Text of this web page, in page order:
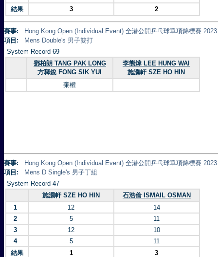
結果
3 2
賽事:
Hong Kong Open (Individual Event) 全港公開乒乓球單項錦標賽 2023
項目:
Mens Double's 男子雙打
System Record 69
鄧柏朗 TANG PAK LONG
方釋銳 FONG SIK YUI
李熊煒 LEE HUNG WAI
施灝軒 SZE HO HIN
棄權
賽事:
Hong Kong Open (Individual Event) 全港公開乒乓球單項錦標賽 2023
項目:
Mens D Single's 男子丁組
System Record 47
施灝軒 SZE HO HIN
石浩倫 ISMAIL OSMAN
1
12
14
2
5
11
3
12
10
4
5
11
結果
1 3